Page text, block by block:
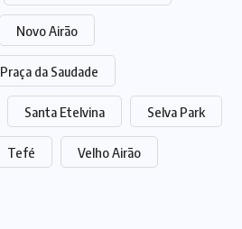
Novo Airão
Praça da Saudade
Santa Etelvina Selva Park
Tefé Velho Airão